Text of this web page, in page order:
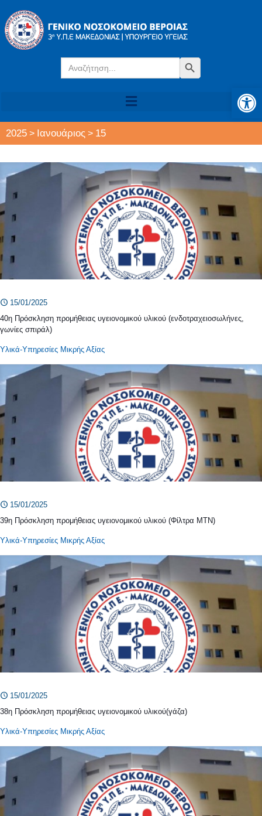
Search
for:
Search Button
2025 > Ιανουάριος > 15
15/01/2025
40η Πρόσκληση προμήθειας υγειονομικού υλικού (ενδοτραχειοσωλήνες,
γωνίες σπιράλ)
Υλικά-Υπηρεσίες Μικρής Αξίας
15/01/2025
39η Πρόσκληση προμήθειας υγειονομικού υλικού (Φίλτρα ΜΤΝ)
Υλικά-Υπηρεσίες Μικρής Αξίας
15/01/2025
38η Πρόσκληση προμήθειας υγειονομικού υλικού(γάζα)
Υλικά-Υπηρεσίες Μικρής Αξίας